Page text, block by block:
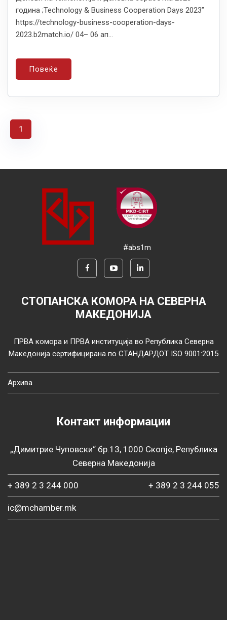
година ;Technology & Business Cooperation Days 2023”
https://technology-business-cooperation-days-
2023.b2match.io/ 04– 06 ап...
Повеќе
1
#abs1m
СТОПАНСКА КОМОРА НА СЕВЕРНА
МАКЕДОНИЈА
ПРВА комора и ПРВА институција во Република Северна
Македонија сертифицирана по СТАНДАРДОТ ISO 9001:2015
Архива
Контакт информации
„Димитрие Чуповски“ бр.13, 1000 Скопје, Република
Северна Македонија
+ 389 2 3 244 000 + 389 2 3 244 055
ic@mchamber.mk